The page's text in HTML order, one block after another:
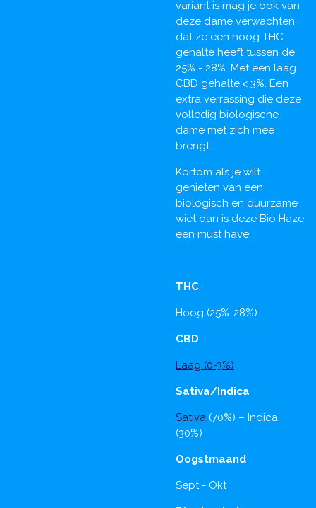
variant is mag je ook van
deze dame verwachten
dat ze een hoog THC
gehalte heeft tussen de
25% - 28%. Met een laag
CBD gehalte.< 3%. Een
extra verrassing die deze
volledig biologische
dame met zich mee
brengt.
Kortom als je wilt
genieten van een
biologisch en duurzame
wiet dan is deze Bio Haze
een must have.
THC
Hoog (25%-28%)
CBD
Laag (0-3%)
Sativa/Indica
Sativa (70%) – Indica
(30%)
Oogstmaand
Sept - Okt